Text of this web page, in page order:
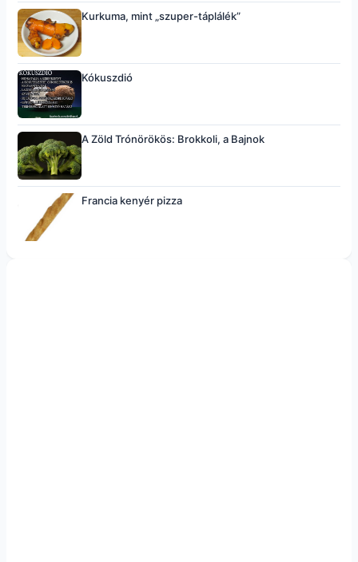
Kurkuma, mint „szuper-táplálék”
Kókuszdió
A Zöld Trónörökös: Brokkoli, a Bajnok
Francia kenyér pizza